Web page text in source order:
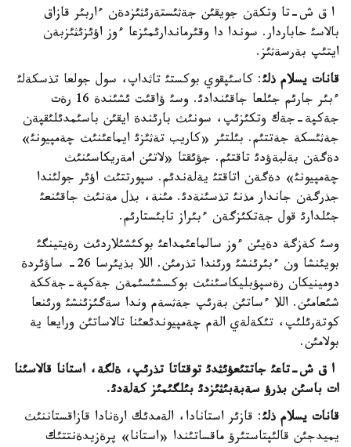
ا ق ش-تا وتكةن جويقئن جةثئستةرئثئزدةن ءاربئر قازاق
بالاسئ حاباردار. سوندا دا وقئرماندارئمئزعا ءوز اؤئزئثئزبةن
ايتئپ بةرسةثئز.
قانات يسلام ذلئ: كاسئپقوي بوكستئ تاثداپ، سول جولعا تذسكةلئ
ءبئر جارئم جئلعا جاقئندادئ. وسئ ؤاقئت ئشئندة 16 رةت
جةكپة-جةك وتكئزئپ، سونئث بارئندة ايقئن باسئمدئلئقپةن
جةثئسكة جةتتئم. بئلتئر «كاريب تةثئزئ ايماعئنئث چةمپيونئ»
دةگةن بةلبةؤدئ تاقتئم. جؤئقتا «لاتئن امةريكاسئنئث
چةمپيونئ» دةگةن اتاقتئ يةلةندئم. سپورتتئث اؤئر جولئندا
جذرگةن جاندار مذنئ تذسئنةدئ. مئنة، بذل مةنئث جاقئنعئ
جئلدارئ قول جةتكئزگةن ءبئراز تابئستارئم.
وسئ كةزگة دةيئن ءوز سالماعئمداعئ بوكئشئلاردئث رةيتينگئ
بويئنشا ون ءبئرئنشئ ورئندا تذرمئن. اللا بذيئرسا 26- ساؤئردة
دومينيكان رةسپؤبليكاسئنئث بوكسشئسئمةن جةكپة-جةككة
شئعامئن. اللا ءساتئن بةرئپ جةثسةم وندا سةگئزئنشئ ورئنعا
كوتةرئلئپ، تئكةلةي الةم چةمپيوندئعئنا تالاساتئن ورايعا ية
بولامئن.
ا ق ش-تاعئ جاتتئعؤئثدئ توقتاتا تذرئپ، ةلگة، استانا قالاسئنا
ات باسئن بذرؤ سةبةبئثئزدئ بئلگئمئز كةلةدئ.
قانات يسلام ذلئ: قازئر استانادا، الةمدئك ارةنادا قازاقستاننئث
يميدجئن قالئپتاستئرؤ ماقساتئندا «استانا» پرةزيدةنتتئك